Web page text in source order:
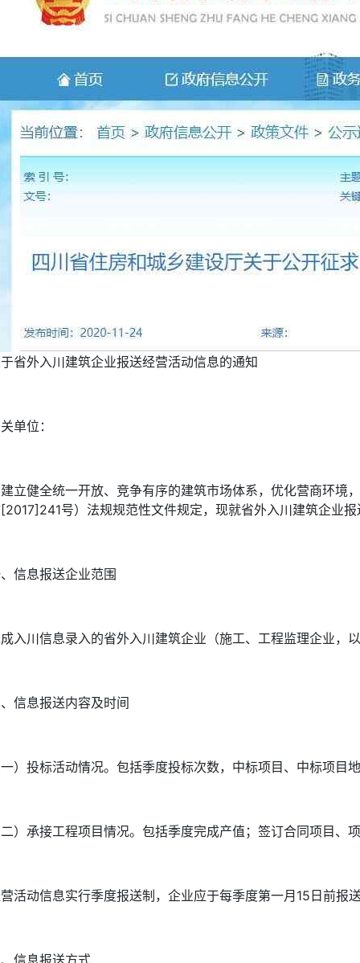
省外入川建筑企业报送经营活动信息的通知
单位：
立健全统一开放、竞争有序的建筑市场体系，优化营商环境
号）法规规范性文件规定，现就省外入川建筑企业
信息报送企业范围
入川信息录入的省外入川建筑企业（施工、工程监理企业，
信息报送内容及时间
）投标活动情况。包括季度投标次数，中标项目、中标项目
）承接工程项目情况。包括季度完成产值；签订合同项目、
活动信息实行季度报送制，企业应于每季度第一月15日前报
信息报送方式